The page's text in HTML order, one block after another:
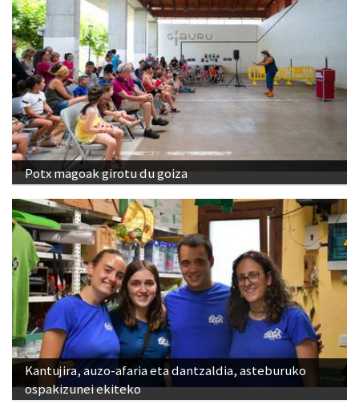
Potx magoak girotu du goiza
Kantujira, auzo-afaria eta dantzaldia, asteburuko
ospakizunei ekiteko